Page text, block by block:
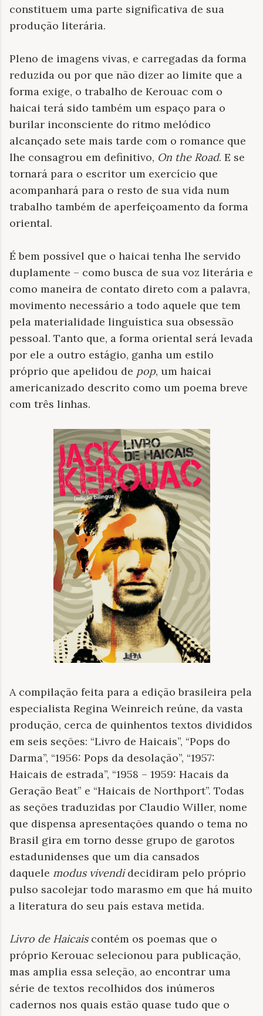
constituem uma parte significativa de sua
produção literária.
Pleno de imagens vivas, e carregadas da forma
reduzida ou por que não dizer ao limite que a
forma exige, o trabalho de Kerouac com o
haicai terá sido também um espaço para o
burilar inconsciente do ritmo melódico
alcançado sete mais tarde com o romance que
lhe consagrou em definitivo, On the Road. E se
tornará para o escritor um exercício que
acompanhará para o resto de sua vida num
trabalho também de aperfeiçoamento da forma
oriental.
É bem possível que o haicai tenha lhe servido
duplamente – como busca de sua voz literária e
como maneira de contato direto com a palavra,
movimento necessário a todo aquele que tem
pela materialidade linguística sua obsessão
pessoal. Tanto que, a forma oriental será levada
por ele a outro estágio, ganha um estilo
próprio que apelidou de pop, um haicai
americanizado descrito como um poema breve
com três linhas.
A compilação feita para a edição brasileira pela
especialista Regina Weinreich reúne, da vasta
produção, cerca de quinhentos textos divididos
em seis seções: “Livro de Haicais”, “Pops do
Darma”, “1956: Pops da desolação”, “1957:
Haicais de estrada”, “1958 – 1959: Hacais da
Geração Beat” e “Haicais de Northport”. Todas
as seções traduzidas por Claudio Willer, nome
que dispensa apresentações quando o tema no
Brasil gira em torno desse grupo de garotos
estadunidenses que um dia cansados
daquele modus vivendidecidiram pelo próprio
pulso sacolejar todo marasmo em que há muito
a literatura do seu país estava metida.
Livro de Haicaiscontém os poemas que o
próprio Kerouac selecionou para publicação,
mas amplia essa seleção, ao encontrar uma
série de textos recolhidos dos inúmeros
cadernos nos quais estão quase tudo que o